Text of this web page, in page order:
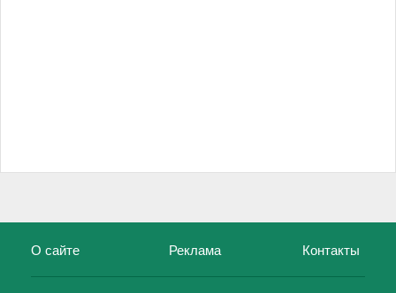
О сайте Реклама Контакты